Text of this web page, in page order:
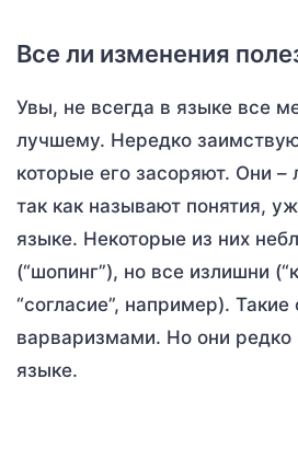
Все ли изменения
Увы, не всегда в языке все
лучшему. Нередко
которые его засоряют. Они
так как называют понятия,
языке. Некоторые из них
(“шопинг”), но все излишни
“согласие”, например).
варваризмами. Но они
языке.